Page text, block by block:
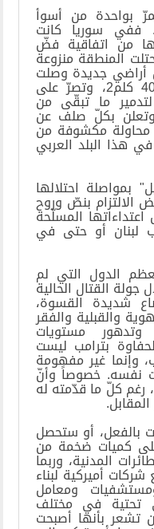
بواحدة من أسوأ
ففي سوريا كانت
من اتفاقية فضّ
المبرمة عام 1974 واحتلت المنطقة منزوعة
أراضي جديدة وصلت
مساحتها إلى ما يزيد عن 400 كلم2، وتصرّ على
ما تبقّى من
بكلّ صلف عن
محاولة مكشوفة من
هذا البلد العربي
بمواصلة احتلالها
الالتزام بنصّ وروح
اعتداءاتها المسلّحة
لبنان أو حتى في
الدول التي لم
جولة القتال الحالية
شديدة القسوة،
والقبلية والفقر
وتدهور مستويات
بترامب ليست
غير مفهومة
نفسه. خصوصاً وأنّ
كلّ ما قدّمته له
.
بالفعل، أو ستحصل
كميات ضخمة من
المدنية، وربما
أميركية لبناء
ومعامل
تحتية في مختلف
تشعر بأنها أصبحت